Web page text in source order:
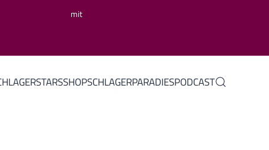
mit
SHOPSCHLAGERPARADIESPODCAST